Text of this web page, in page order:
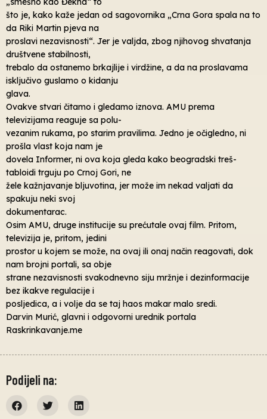
što je, kako kaže jedan od sagovornika „Crna Gora spala na to
da Riki Martin pjeva na
proslavi nezavisnosti“. Jer je valjda, zbog njihovog shvatanja
društvene stabilnosti,
trebalo da ostanemo brkajlije i virdžine, a da na proslavama
isključivo guslamo o kidanju
glava.
Ovakve stvari čitamo i gledamo iznova. AMU prema
televizijama reaguje sa polu-
vezanim rukama, po starim pravilima. Jedno je očigledno, ni
prošla vlast koja nam je
dovela Informer, ni ova koja gleda kako beogradski treš-
tabloidi trguju po Crnoj Gori, ne
žele kažnjavanje bljuvotina, jer može im nekad valjati da
spakuju neki svoj
dokumentarac.
Osim AMU, druge institucije su prećutale ovaj film. Pritom,
televizija je, pritom, jedini
prostor u kojem se može, na ovaj ili onaj način reagovati, dok
nam brojni portali, sa obje
strane nezavisnosti svakodnevno siju mržnje i dezinformacije
bez ikakve regulacije i
posljedica, a i volje da se taj haos makar malo sredi.
Darvin Murić, glavni i odgovorni urednik portala
Raskrinkavanje.me
Podijeli na: